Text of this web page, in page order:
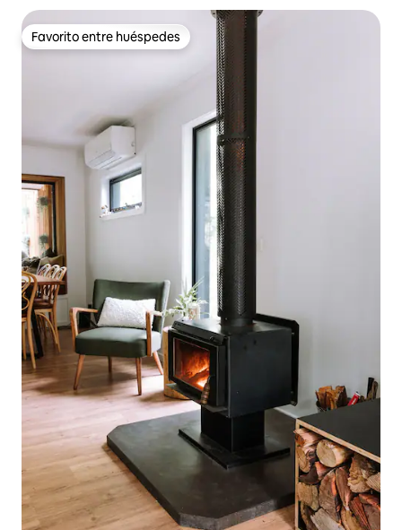
Favorito entre huéspedes
Favorito entre huéspedes